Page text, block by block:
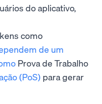
do aplicativo,
como
de um
Prova de Trabalho
(PoS) para gerar